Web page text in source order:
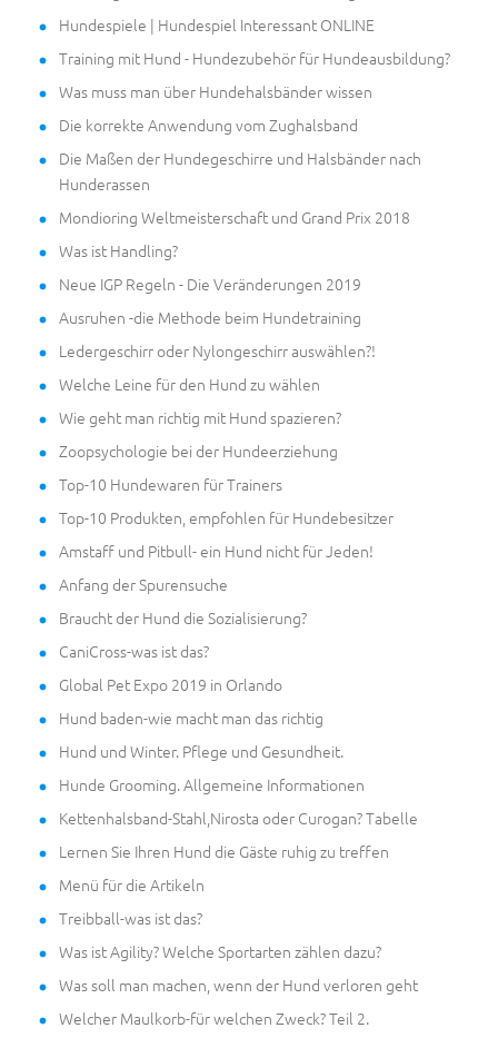
Hundespiele | Hundespiel Interessant ONLINE
Training mit Hund - Hundezubehör für Hundeausbildung?
Was muss man über Hundehalsbänder wissen
Die korrekte Anwendung vom Zughalsband
Die Maßen der Hundegeschirre und Halsbänder nach
Hunderassen
Mondioring Weltmeisterschaft und Grand Prix 2018
Was ist Handling?
Neue IGP Regeln - Die Veränderungen 2019
Ausruhen -die Methode beim Hundetraining
Ledergeschirr oder Nylongeschirr auswählen?!
Welche Leine für den Hund zu wählen
Wie geht man richtig mit Hund spazieren?
Zoopsychologie bei der Hundeerziehung
Top-10 Hundewaren für Trainers
Top-10 Produkten, empfohlen für Hundebesitzer
Amstaff und Pitbull- ein Hund nicht für Jeden!
Anfang der Spurensuche
Braucht der Hund die Sozialisierung?
CaniCross-was ist das?
Global Pet Expo 2019 in Orlando
Hund baden-wie macht man das richtig
Hund und Winter. Pflege und Gesundheit.
Hunde Grooming. Allgemeine Informationen
Kettenhalsband-Stahl,Nirosta oder Curogan? Tabelle
Lernen Sie Ihren Hund die Gäste ruhig zu treffen
Menü für die Artikeln
Treibball-was ist das?
Was ist Agility? Welche Sportarten zählen dazu?
Was soll man machen, wenn der Hund verloren geht
Welcher Maulkorb-für welchen Zweck? Teil 2.